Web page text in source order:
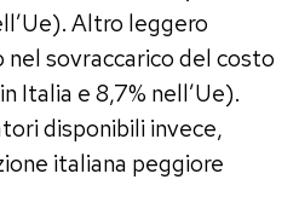
Altro leggero
sovraccarico del costo
Italia e 8,7% nell’Ue).
disponibili invece,
italiana peggiore